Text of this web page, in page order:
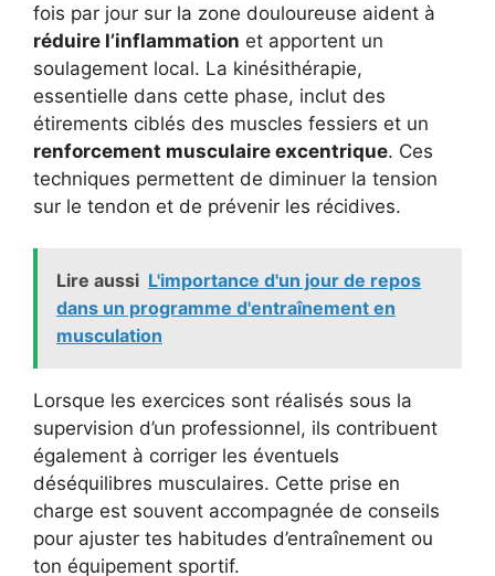
fois par jour sur la zone douloureuse aident à
réduire l’inflammation et apportent un
soulagement local. La kinésithérapie,
essentielle dans cette phase, inclut des
étirements ciblés des muscles fessiers et un
renforcement musculaire excentrique. Ces
techniques permettent de diminuer la tension
sur le tendon et de prévenir les récidives.
Lire aussi L'importance d'un jour de repos
dans un programme d'entraînement en
musculation
Lorsque les exercices sont réalisés sous la
supervision d’un professionnel, ils contribuent
également à corriger les éventuels
déséquilibres musculaires. Cette prise en
charge est souvent accompagnée de conseils
pour ajuster tes habitudes d’entraînement ou
ton équipement sportif.